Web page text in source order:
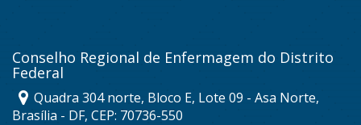
Conselho Regional de Enfermagem do Distrito
Federal
Quadra 304 norte, Bloco E, Lote 09 - Asa Norte,
Brasília - DF, CEP: 70736-550